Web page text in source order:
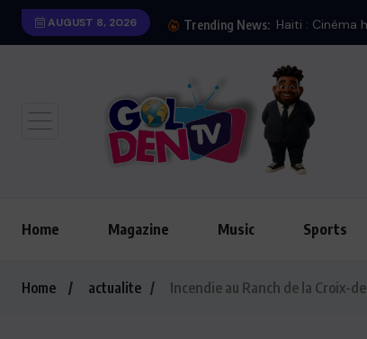
AUGUST 8, 2026 Trending News: Haiti : Cinéma
Home Magazine Music Sports
Home actualite Incendie au Ranch de la Croix-